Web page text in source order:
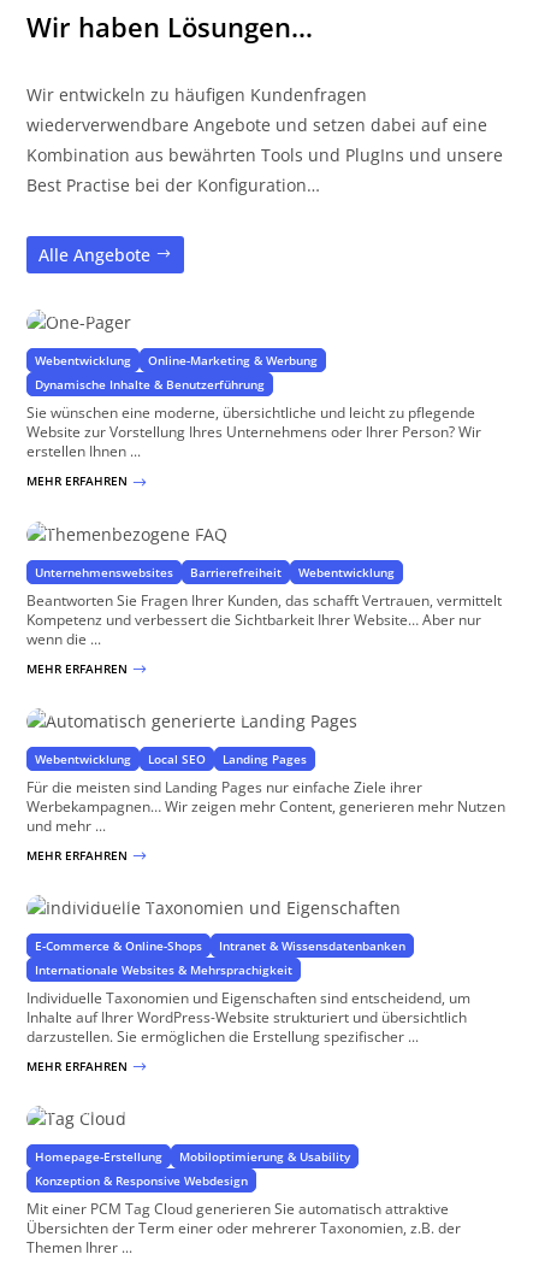
Wir haben Lösungen…
Wir entwickeln zu häufigen Kundenfragen
wiederverwendbare Angebote und setzen dabei auf eine
Kombination aus bewährten Tools und PlugIns und unsere
Best Practise bei der Konfiguration…
Alle Angebote
Preiswert, übersichtlich, grenzenlos werweiterbar
Webentwicklung
Online-Marketing & Werbung
Dynamische Inhalte & Benutzerführung
Sie wünschen eine moderne, übersichtliche und leicht zu pflegende
Website zur Vorstellung Ihres Unternehmens oder Ihrer Person? Wir
erstellen Ihnen ...
MEHR ERFAHREN $
für WordPress & WooCommerce
Unternehmenswebsites Barrierefreiheit Webentwicklung
Beantworten Sie Fragen Ihrer Kunden, das schafft Vertrauen, vermittelt
Kompetenz und verbessert die Sichtbarkeit Ihrer Website… Aber nur
wenn die ...
MEHR ERFAHREN $
für WordPress und WooCommerce Shops
Webentwicklung Local SEO Landing Pages
Für die meisten sind Landing Pages nur einfache Ziele ihrer
Werbekampagnen… Wir zeigen mehr Content, generieren mehr Nutzen
und mehr ...
MEHR ERFAHREN $
Spezifische Eigenschaften für Ihr Projekt
E-Commerce & Online-Shops
Intranet & Wissensdatenbanken
Internationale Websites & Mehrsprachigkeit
Individuelle Taxonomien und Eigenschaften sind entscheidend, um
Inhalte auf Ihrer WordPress-Website strukturiert und übersichtlich
darzustellen. Sie ermöglichen die Erstellung spezifischer ...
MEHR ERFAHREN $
für Taxonomien und Eigenschaften in WordPress und WooCommerce
Homepage-Erstellung
Mobiloptimierung & Usability
Konzeption & Responsive Webdesign
Mit einer PCM Tag Cloud generieren Sie automatisch attraktive
Übersichten der Term einer oder mehrerer Taxonomien, z.B. der
Themen Ihrer ...